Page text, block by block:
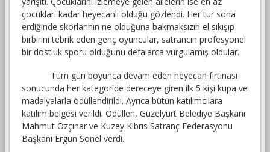
çocukları kadar heyecanlı olduğu gözlendi. Her tur sona
erdiğinde skorlarının ne olduğuna bakmaksızın el sıkışıp
birbirini tebrik eden genç oyuncular, satrancın profesyonel
bir dostluk sporu olduğunu defalarca vurgulamış oldular.
Tüm gün boyunca devam eden heyecan fırtınası
sonucunda her kategoride dereceye giren ilk 5 kişi kupa ve
madalyalarla ödüllendirildi. Ayrıca bütün katılımcılara
katılım belgesi verildi. Ödülleri, Güzelyurt Belediye Başkanı
Mahmut Özçınar ve Kuzey Kıbrıs Satranç Federasyonu
Başkanı Ergün Sonel verdi.